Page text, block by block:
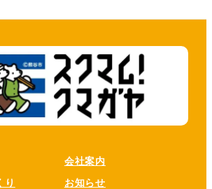
り
会社案内
お知らせ